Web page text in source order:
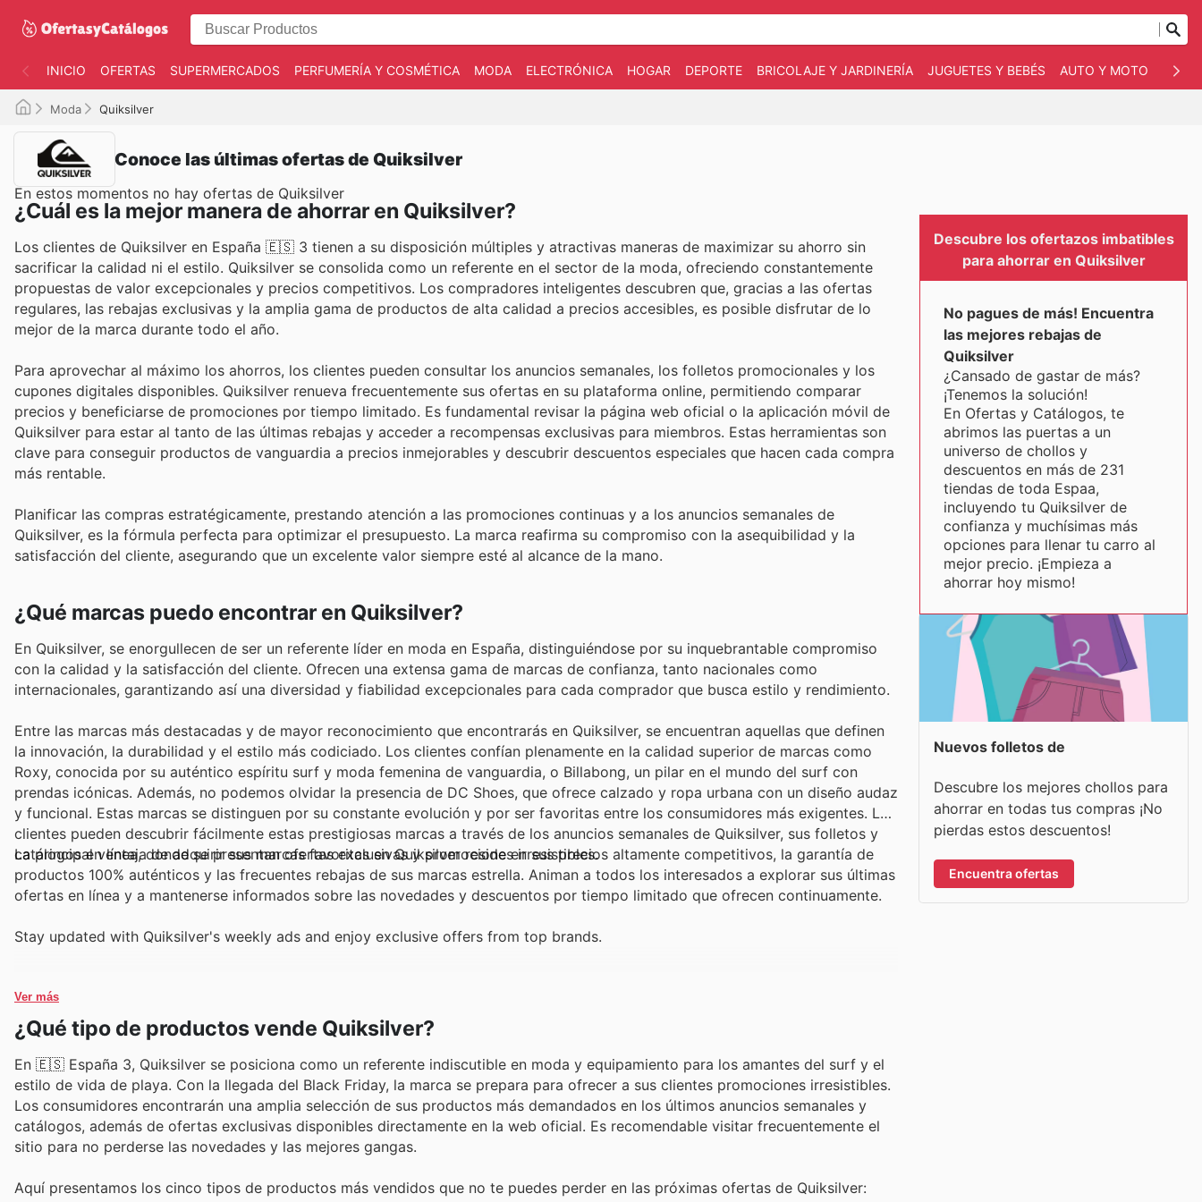
INICIO OFERTAS SUPERMERCADOS PERFUMERÍA Y COSMÉTICA MODA ELECTRÓNICA HOGAR DEPORTE BRICOLAJE Y JARDINERÍA JUGUETES Y BEBÉS AUTO Y MOTO
Moda Quiksilver
Conoce las últimas ofertas de Quiksilver
En estos momentos no hay ofertas de Quiksilver
¿Cuál es la mejor manera de ahorrar en Quiksilver?
Los clientes de Quiksilver en España 🇪🇸 3 tienen a su disposición múltiples y atractivas maneras de maximizar su ahorro sin
sacrificar la calidad ni el estilo. Quiksilver se consolida como un referente en el sector de la moda, ofreciendo constantemente
propuestas de valor excepcionales y precios competitivos. Los compradores inteligentes descubren que, gracias a las ofertas
regulares, las rebajas exclusivas y la amplia gama de productos de alta calidad a precios accesibles, es posible disfrutar de lo
mejor de la marca durante todo el año.
Para aprovechar al máximo los ahorros, los clientes pueden consultar los anuncios semanales, los folletos promocionales y los
cupones digitales disponibles. Quiksilver renueva frecuentemente sus ofertas en su plataforma online, permitiendo comparar
precios y beneficiarse de promociones por tiempo limitado. Es fundamental revisar la página web oficial o la aplicación móvil de
Quiksilver para estar al tanto de las últimas rebajas y acceder a recompensas exclusivas para miembros. Estas herramientas son
clave para conseguir productos de vanguardia a precios inmejorables y descubrir descuentos especiales que hacen cada compra
más rentable.
Planificar las compras estratégicamente, prestando atención a las promociones continuas y a los anuncios semanales de
Quiksilver, es la fórmula perfecta para optimizar el presupuesto. La marca reafirma su compromiso con la asequibilidad y la
satisfacción del cliente, asegurando que un excelente valor siempre esté al alcance de la mano.
¿Qué marcas puedo encontrar en Quiksilver?
En Quiksilver, se enorgullecen de ser un referente líder en moda en España, distinguiéndose por su inquebrantable compromiso
con la calidad y la satisfacción del cliente. Ofrecen una extensa gama de marcas de confianza, tanto nacionales como
internacionales, garantizando así una diversidad y fiabilidad excepcionales para cada comprador que busca estilo y rendimiento.
Entre las marcas más destacadas y de mayor reconocimiento que encontrarás en Quiksilver, se encuentran aquellas que definen
la innovación, la durabilidad y el estilo más codiciado. Los clientes confían plenamente en la calidad superior de marcas como
Roxy, conocida por su auténtico espíritu surf y moda femenina de vanguardia, o Billabong, un pilar en el mundo del surf con
prendas icónicas. Además, no podemos olvidar la presencia de DC Shoes, que ofrece calzado y ropa urbana con un diseño audaz
y funcional. Estas marcas se distinguen por su constante evolución y por ser favoritas entre los consumidores más exigentes. Los
clientes pueden descubrir fácilmente estas prestigiosas marcas a través de los anuncios semanales de Quiksilver, sus folletos y
catálogos en línea, donde se presentan ofertas exclusivas y promociones irresistibles.
La principal ventaja de adquirir sus marcas favoritas en Quiksilver reside en sus precios altamente competitivos, la garantía de
productos 100% auténticos y las frecuentes rebajas de sus marcas estrella. Animan a todos los interesados a explorar sus últimas
ofertas en línea y a mantenerse informados sobre las novedades y descuentos por tiempo limitado que ofrecen continuamente.
Stay updated with Quiksilver's weekly ads and enjoy exclusive offers from top brands.
Ver más
¿Qué tipo de productos vende Quiksilver?
En 🇪🇸 España 3, Quiksilver se posiciona como un referente indiscutible en moda y equipamiento para los amantes del surf y el
estilo de vida de playa. Con la llegada del Black Friday, la marca se prepara para ofrecer a sus clientes promociones irresistibles.
Los consumidores encontrarán una amplia selección de sus productos más demandados en los últimos anuncios semanales y
catálogos, además de ofertas exclusivas disponibles directamente en la web oficial. Es recomendable visitar frecuentemente el
sitio para no perderse las novedades y las mejores gangas.
Aquí presentamos los cinco tipos de productos más vendidos que no te puedes perder en las próximas ofertas de Quiksilver:
Descubre los ofertazos imbatibles
para ahorrar en Quiksilver
No pagues de más! Encuentra
las mejores rebajas de
Quiksilver
¿Cansado de gastar de más?
¡Tenemos la solución!
En Ofertas y Catálogos, te
abrimos las puertas a un
universo de chollos y
descuentos en más de 231
tiendas de toda Espaa,
incluyendo tu Quiksilver de
confianza y muchísimas más
opciones para llenar tu carro al
mejor precio. ¡Empieza a
ahorrar hoy mismo!
Nuevos folletos de
Descubre los mejores chollos para
ahorrar en todas tus compras ¡No
pierdas estos descuentos!
Encuentra ofertas